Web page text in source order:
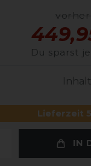
vorher
Du sparst
Inhalt
Lieferzeit
IN